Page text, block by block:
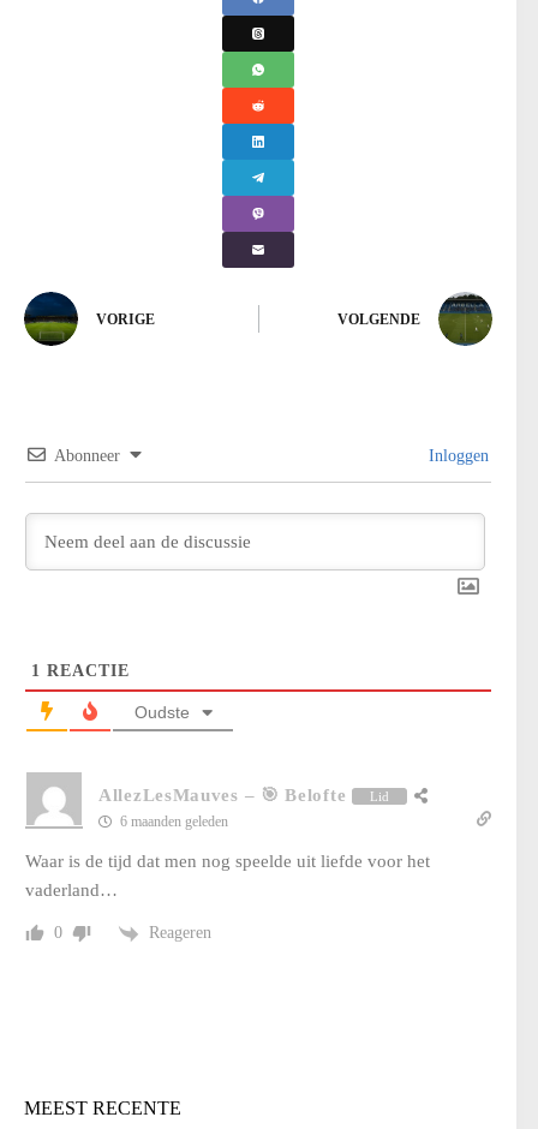
VORIGE VOLGENDE
Abonneer Inloggen
1 REACTIE
Oudste
AllezLesMauves – 🎯 Belofte Lid
6 maanden geleden
Waar is de tijd dat men nog speelde uit liefde voor het
vaderland…
0 Reageren
MEEST RECENTE